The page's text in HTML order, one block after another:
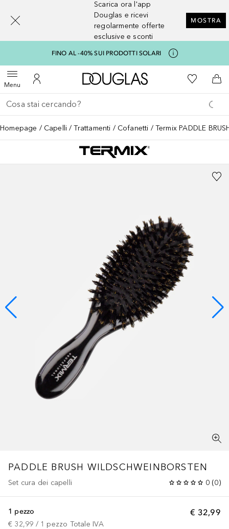
Scarica ora l'app
Douglas e ricevi
regolarmente offerte
esclusive e sconti
MOSTRA
FINO AL -40% SUI PRODOTTI SOLARI
MenuApri menuAl Mio Account
A Douglas HomeAlla Mia
Al
Torna indietro
Esegui ricerca
Homepage Capelli Trattamenti Cofanetti Termix PADDLE
PADDLE BRUSH WILDSCHWEINBORSTEN
Set cura dei capelli 0 (0)
€ 32,99
1 pezzo
€ 32,99 / 1 pezzo Totale IVA
[navigation.slideout.screenreader]